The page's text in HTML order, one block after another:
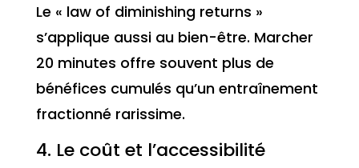
Le « law of diminishing returns »
s’applique aussi au bien-être. Marcher
20 minutes offre souvent plus de
bénéfices cumulés qu’un entraînement
fractionné rarissime.
4. Le coût et l’accessibilité